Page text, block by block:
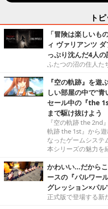
ト
「冒険は楽しいも
ィ ヴァリアンツ
っぷり沈んだ4人の
ふたつの沼の住人た
『空の軌跡』を遊
しい部屋の中で“
セール中の『the
まで駆け抜けよう
『空の軌跡 the 2nd
軌跡 the 1st』から
なったゲームシステ
本シリーズの魅力を
かわいい…だから
ースの『パルワー
グレッション×パ
正式版で登場する新